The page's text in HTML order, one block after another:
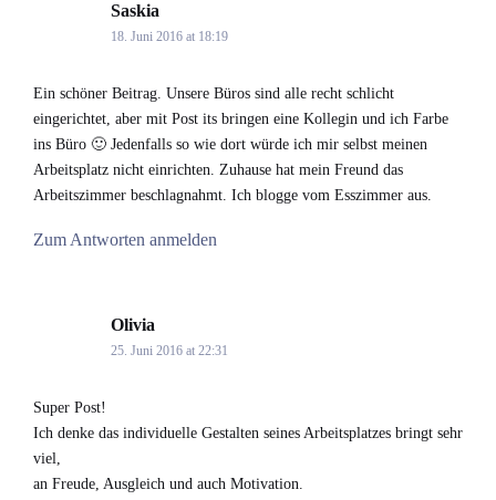
Saskia
18. Juni 2016 at 18:19
Ein schöner Beitrag. Unsere Büros sind alle recht schlicht
eingerichtet, aber mit Post its bringen eine Kollegin und ich Farbe
ins Büro 🙂 Jedenfalls so wie dort würde ich mir selbst meinen
Arbeitsplatz nicht einrichten. Zuhause hat mein Freund das
Arbeitszimmer beschlagnahmt. Ich blogge vom Esszimmer aus.
Zum Antworten anmelden
Olivia
25. Juni 2016 at 22:31
Super Post!
Ich denke das individuelle Gestalten seines Arbeitsplatzes bringt sehr
viel,
an Freude, Ausgleich und auch Motivation.